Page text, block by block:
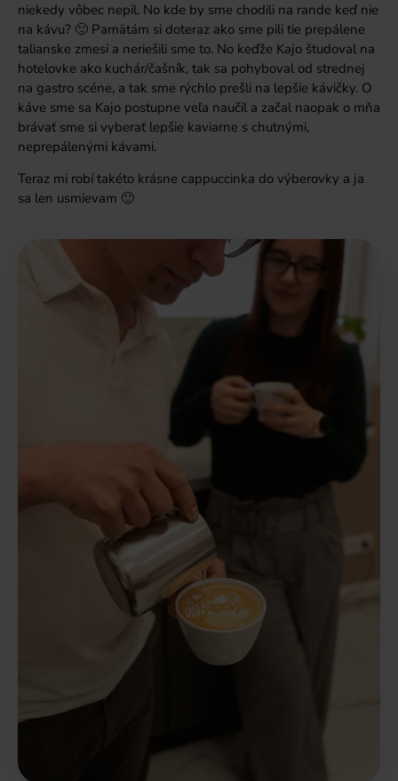
niekedy vôbec nepil. No kde by sme chodili na rande keď nie
na kávu? 🙂 Pamätám si doteraz ako sme pili tie prepálene
talianske zmesi a neriešili sme to. No keďže Kajo študoval na
hotelovke ako kuchár/čašník, tak sa pohyboval od strednej
na gastro scéne, a tak sme rýchlo prešli na lepšie kávičky. O
káve sme sa Kajo postupne veľa naučil a začal naopak o mňa
brávať sme si vyberať lepšie kaviarne s chutnými,
neprepálenými kávami.
Teraz mi robí takéto krásne cappuccinka do výberovky a ja
sa len usmievam 🙂